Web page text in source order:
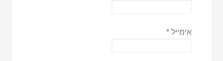
אימייל*